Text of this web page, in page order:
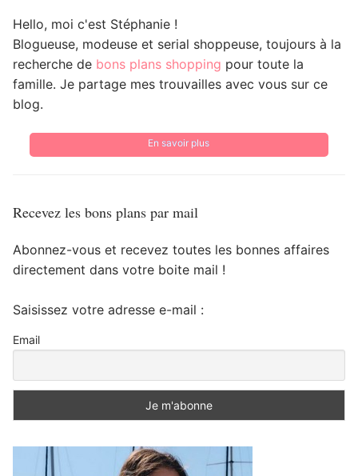
Hello, moi c'est Stéphanie !
Blogueuse, modeuse et serial shoppeuse, toujours à la
recherche de bons plans shopping pour toute la
famille. Je partage mes trouvailles avec vous sur ce
blog.
En savoir plus
Recevez les bons plans par mail
Abonnez-vous et recevez toutes les bonnes affaires
directement dans votre boite mail !
Saisissez votre adresse e-mail :
Email